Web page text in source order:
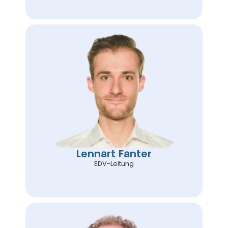
Lennart Fanter
EDV-Leitung